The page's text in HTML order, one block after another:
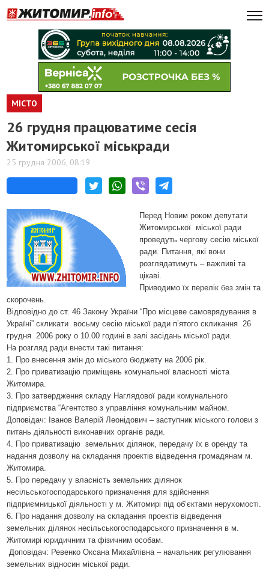
МІСТО
26 грудня працюватиме сесія
Житомирської міськради
25 грудня 2006, 08:19
Перед Новим роком депутати
Житомирської міської ради
проведуть чергову сесію міської
ради. Питання, які вони
розглядатимуть – важливі та
цікаві.
Приводимо їх перелік без змін та
скорочень.
Відповідно до ст. 46 Закону України “Про місцеве самоврядування в
Україні” скликати восьму сесію міської ради п’ятого скликання 26
грудня 2006 року о 10.00 годині в залі засідань міської ради.
На розгляд ради внести такі питання:
1. Про внесення змін до міського бюджету на 2006 рік.
2. Про приватизацію приміщень комунальної власності міста
Житомира.
3. Про затвердження складу Наглядової ради комунального
підприємства “Агентство з управління комунальним майном.
Доповідач: Іванов Валерій Леонідович – заступник міського голови з
питань діяльності виконавчих органів ради.
4. Про приватизацію земельних ділянок, передачу їх в оренду та
надання дозволу на складання проектів відведення громадянам м.
Житомира.
5. Про передачу у власність земельних ділянок
несільськогосподарського призначення для здійснення
підприємницької діяльності у м. Житомирі під об’єктами нерухомості.
6. Про надання дозволу на складання проектів відведення
земельних ділянок несільськогосподарського призначення в м.
Житомирі юридичним та фізичним особам.
Доповідач: Ревенко Оксана Михайлівна – начальник регулювання
земельних відносин міської ради.